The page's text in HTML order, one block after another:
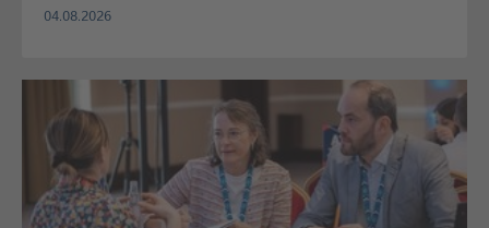
04.08.2026